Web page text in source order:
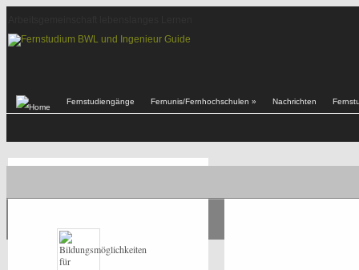
Fernstudiengänge Fernunis/Fernhochschulen » Nachrichten